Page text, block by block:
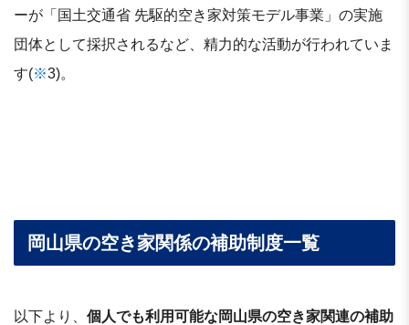
ーが「国土交通省 先駆的空き家対策モデル事業」の実施
団体として採択されるなど、精力的な活動が行われていま
す(※3)。
岡山県の空き家関係の補助制度一覧
以下より、 個人でも利用可能な岡山県の空き家関連の補助